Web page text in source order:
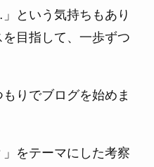
という気持ちもあり
目指して、一歩ずつ
りでブログを始めま
」をテーマにした考察